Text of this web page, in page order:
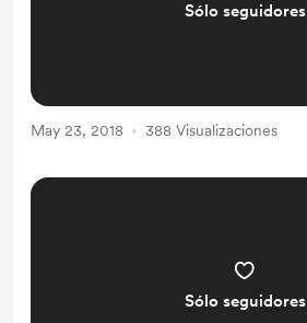
Sólo seguidores
May 23, 2018 388 Visualizaciones
Sólo seguidores